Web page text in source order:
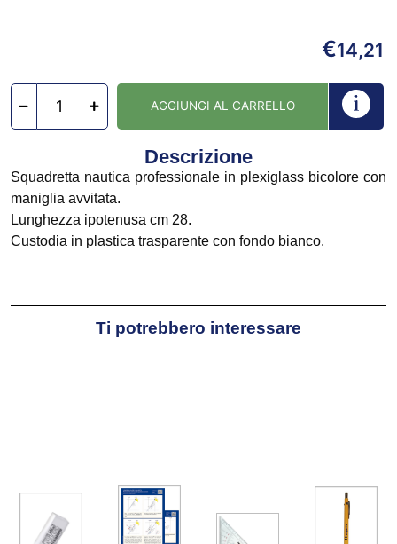
€14,21
AGGIUNGI AL CARRELLO
Descrizione
Squadretta nautica professionale in plexiglass bicolore con
maniglia avvitata.
Lunghezza ipotenusa cm 28.
Custodia in plastica trasparente con fondo bianco.
Ti potrebbero interessare